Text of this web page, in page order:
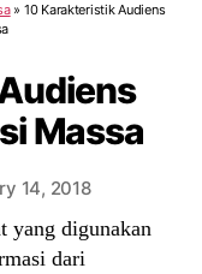
» 10 Karakteristik Audiens
Massa
14, 2018
yang digunakan
dari